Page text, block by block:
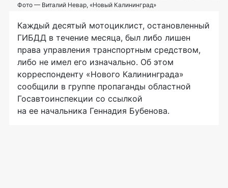
Фото — Виталий Невар, «Новый Калининград»
Каждый десятый мотоциклист, остановленный
ГИБДД в течение месяца, был либо лишен
права управления транспортным средством,
либо не имел его изначально. Об этом
корреспонденту «Нового Калининграда»
сообщили в группе пропаганды областной
Госавтоинспекции со ссылкой
на ее начальника Геннадия Бубенова.